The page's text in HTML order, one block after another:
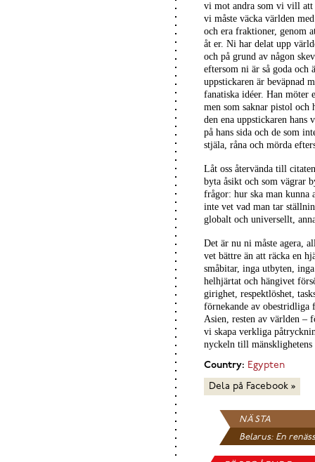
vi mot andra som vi vill att
vi måste väcka världen
och era fraktioner, genom
åt er. Ni har delat upp
och på grund av någon
eftersom ni är så goda
uppstickaren är beväpnad
fanatiska idéer. Han möter
men som saknar pistol
den ena uppstickaren hans
på hans sida och de som
stjäla, råna och mörda
Låt oss återvända till
byta åsikt och som vägrar
frågor: hur ska man kunna
inte vet vad man tar
globalt och universellt,
Det är nu ni måste agera,
vet bättre än att räcka en
småbitar, inga utbyten,
helhjärtat och hängivet
girighet, respektlöshet,
förnekande av obestridliga
Asien, resten av världen –
vi skapa verkliga
nyckeln till
Country: Egypten
Dela på Facebook »
NÄSTA
Belarus: En